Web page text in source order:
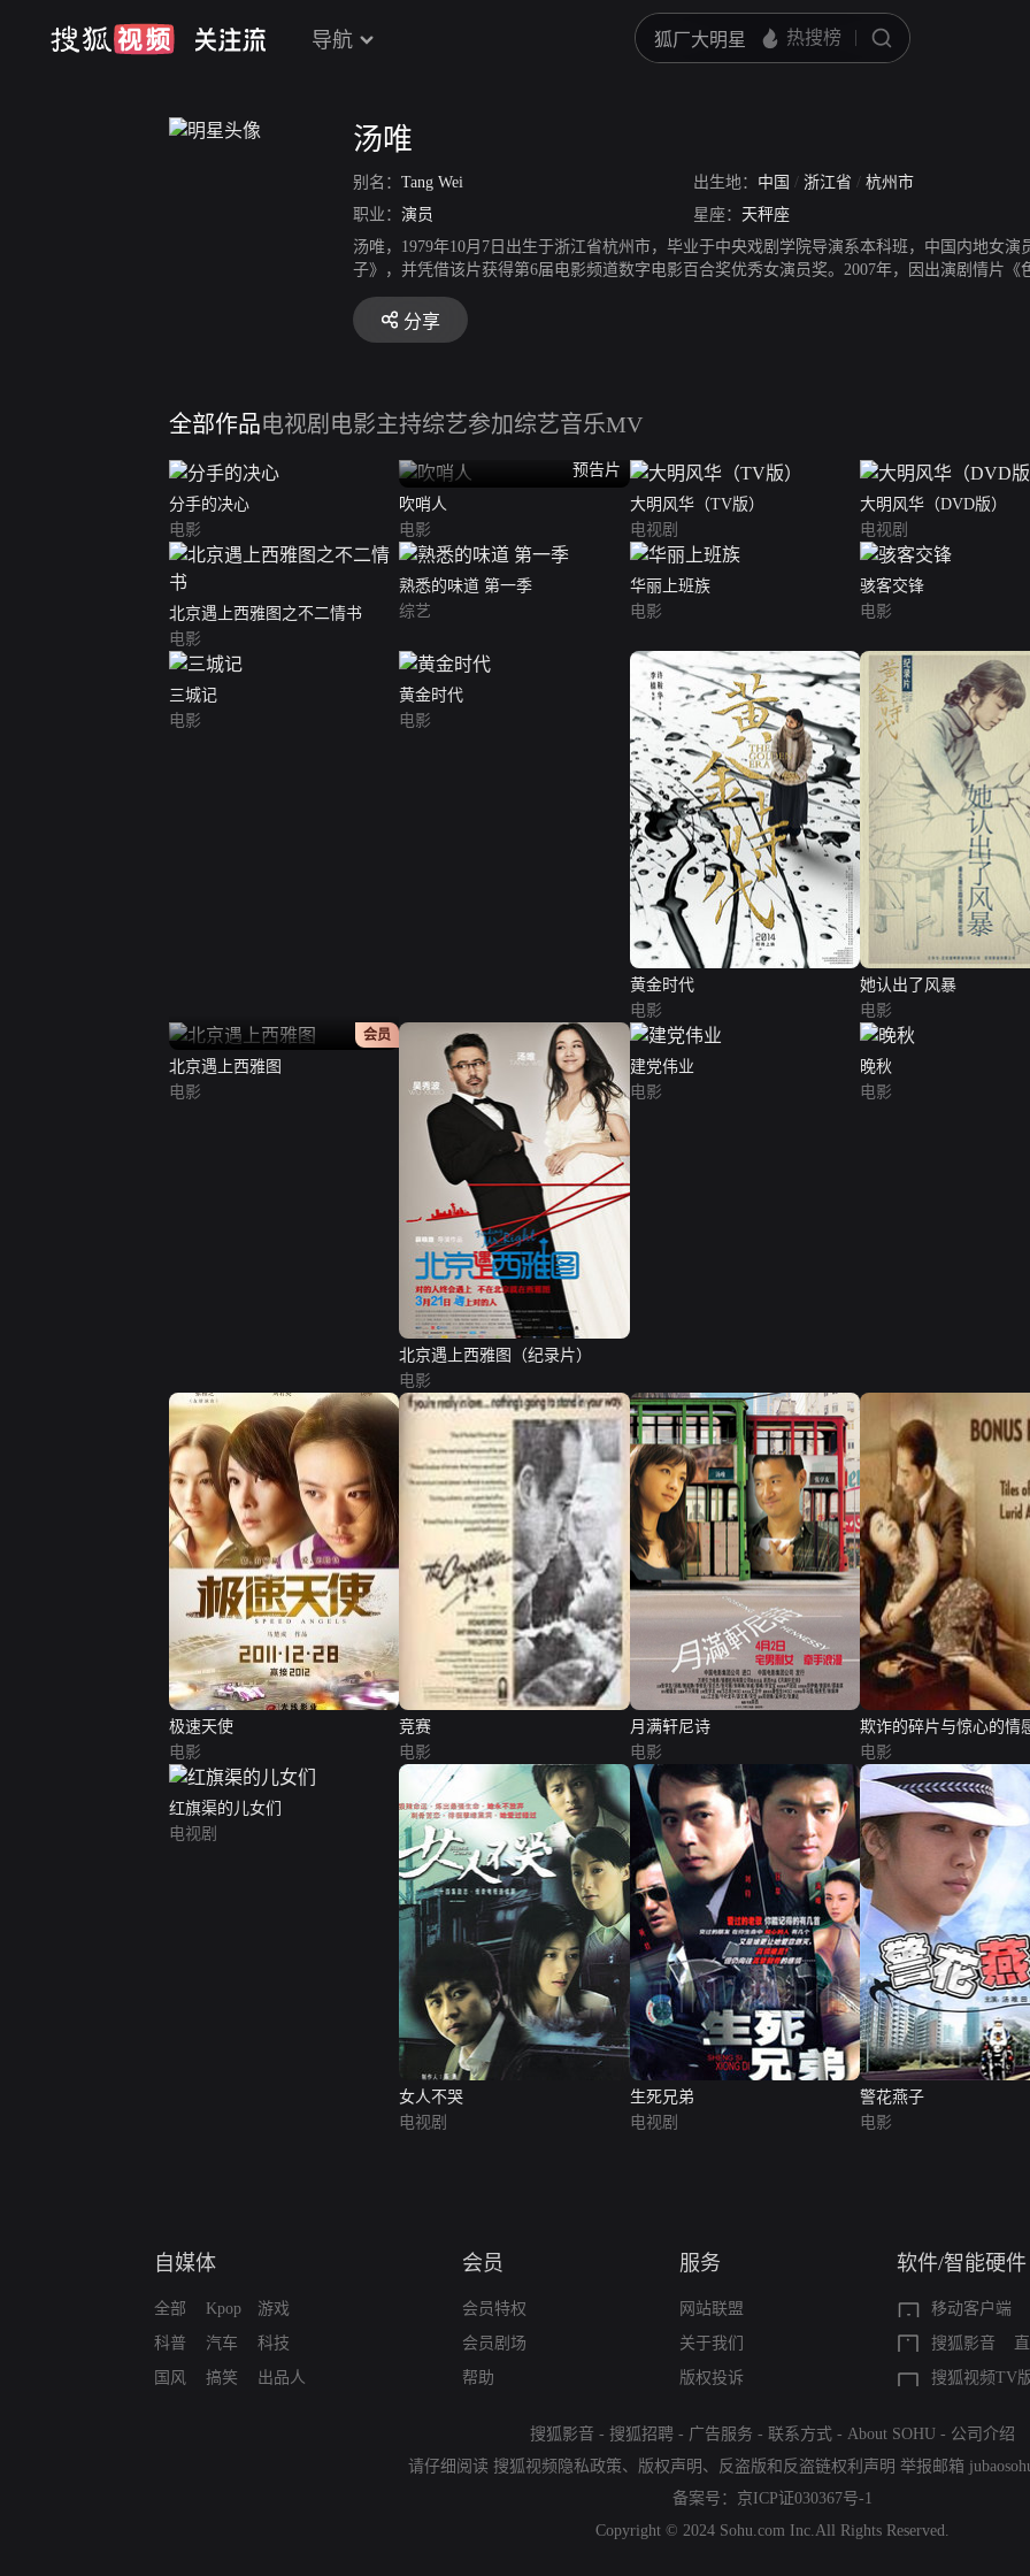
导航
汤唯
别名： Tang Wei 出生地： 中国 / 浙江省 / 杭州市
职业： 演员 星座： 天秤座
汤唯，1979年10月7日出生于浙江省杭州市，毕业于中央戏剧学院导演系本科班，中国内地女
子》，并凭借该片获得第6届电影频道数字电影百合奖优秀女演员奖。2007年，因出演剧情片
得第44届台湾电影金马奖最佳新人奖。2010年，凭借爱情片《月满轩尼诗》获得第11届华语电
《晚秋》获得百想艺术大赏、韩国影评奖、釜山电影评论家协会奖等十余个最佳女主角奖项。
造了华语爱情片票房纪录，凭借该片获得上海影评人奖最佳女主角、中国电影导演协会年度女
的决心》获得第42届韩国影评奖最佳女主角、第27届韩国春史电影奖最佳女主角及第31届韩国
演员、韩国电影制作人协会奖最佳女主角五个奖项。
分享
全部作品电视剧 电影主持综艺参加综艺音乐MV
分手的决心
电影
预告片
吹哨人
电影
大明风华（TV版）
电视剧
大明风华（DVD版）
电视剧
北京遇上西雅图之不二情书
电影
熟悉的味道 第一季
综艺
华丽上班族
电影
骇客交锋
电影
三城记
电影
黄金时代
电影
黄金时代
电影
她认出了风暴
电影
正片
会员
北京遇上西雅图
电影
北京遇上西雅图（纪录片）
电影
建党伟业
电影
晚秋
电影
极速天使
电影
竞赛
电影
月满轩尼诗
电影
欺诈的碎片与惊心的情
·戒》纪实
电影
红旗渠的儿女们
电视剧
女人不哭
电视剧
生死兄弟
电视剧
警花燕子
电影
自媒体
全部
科普
国风
Kpop
汽车
搞笑
游戏
科技
出品人
会员
会员特权
会员剧场
帮助
服务
网站联盟
关于我们
版权投诉
软件/智能硬件
移动客户端
搜狐影音
搜狐视频TV
搜狐影音 - 搜狐招聘 - 广告服务 - 联系方式 - About SOHU - 公司介绍
请仔细阅读 搜狐视频隐私政策、 版权声明 、 反盗版和反盗链权利声明 举报邮箱
备案号： 京ICP证030367号-1
Copyright © 2024 Sohu.com Inc.All Rights Reserved.